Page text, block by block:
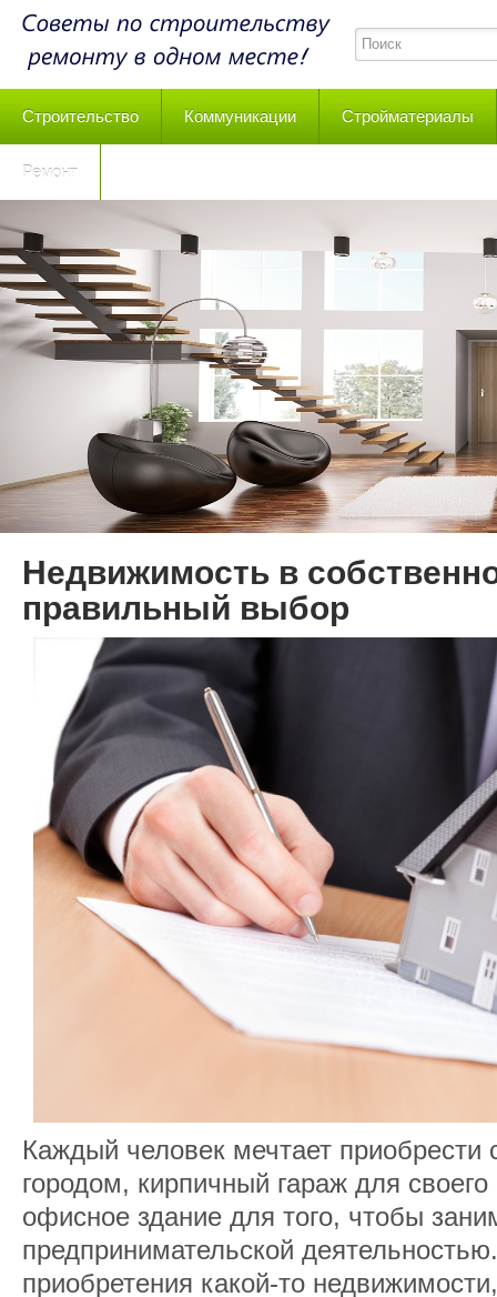
Строительство Коммуникации Стройматериалы
Ремонт
Недвижимость в
правильный выбор
Каждый человек мечтает
городом, кирпичный гараж для
офисное здание для того, чтобы
предпринимательской
приобретения какой-то